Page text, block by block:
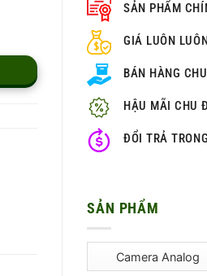
SẢN PHẨM
GIÁ LUÔN
BÁN HÀNG
HẬU MÃI CHU
ĐỔI TRẢ
SẢN PHẨM